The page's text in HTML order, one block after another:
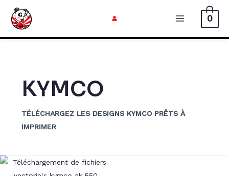
Menu
0
KYMCO
TÉLÉCHARGEZ LES DESIGNS KYMCO PRÊTS À
IMPRIMER